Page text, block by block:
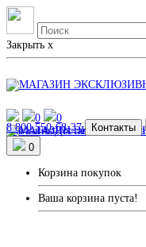
Закрыть x
0
0
МагазиныДоставка и Оплата
8 800 550-68-37 Контакты
0
Корзина покупок
Ваша корзина пуста!